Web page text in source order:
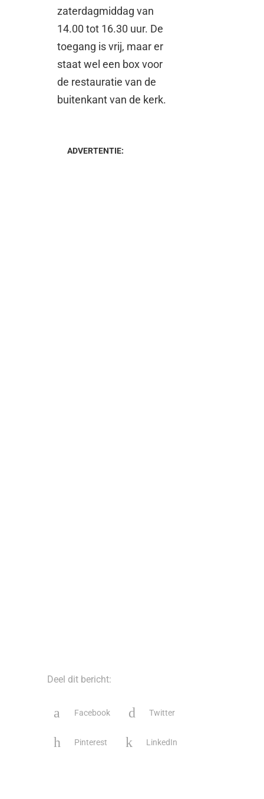
zaterdagmiddag van
14.00 tot 16.30 uur. De
toegang is vrij, maar er
staat wel een box voor
de restauratie van de
buitenkant van de kerk.
ADVERTENTIE:
Deel dit bericht:
Facebook Twitter
Pinterest LinkedIn